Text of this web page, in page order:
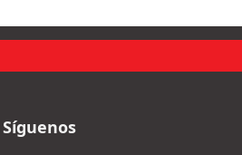
Síguenos